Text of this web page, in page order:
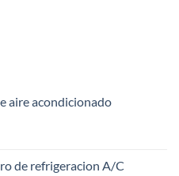
aire acondicionado
de refrigeracion A/C